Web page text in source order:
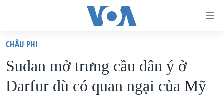
truy
cập
Tới
VIỆT NAM
HOA KỲ
CHÂU PHI
Sudan mở trưng cầu dân ý ở
Darfur dù có quan ngại của Mỹ